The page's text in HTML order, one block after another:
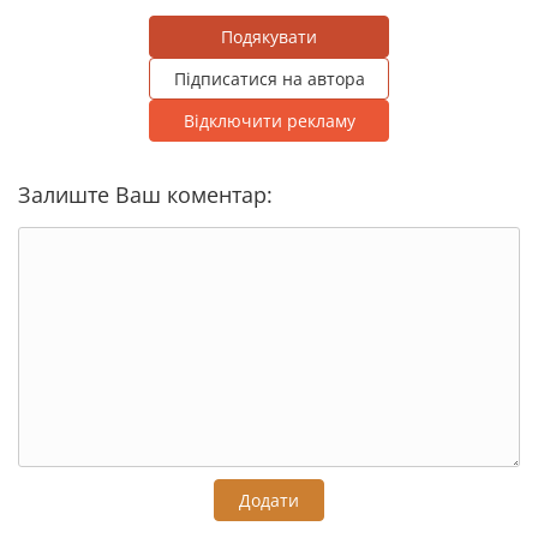
Подякувати
Підписатися на автора
Відключити рекламу
Залиште Ваш коментар:
Додати